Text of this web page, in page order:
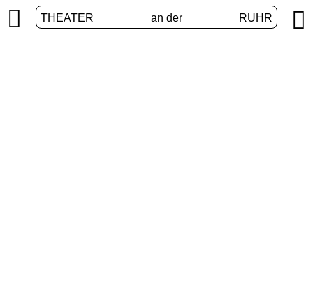
THEATER an der RUHR
 